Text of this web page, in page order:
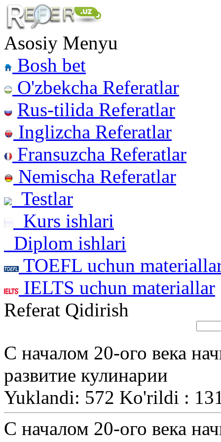
Asosiy Menyu
Bosh bet
O'zbekcha Referatlar
Rus-tilida Referatlar
Inglizcha Referatlar
Fransuzcha Referatlar
Nemischa Referatlar
Testlar
Kurs ishlari
Diplom ishlari
TOEFL uchun
IELTS uchun materiallar
Referat Qidirish
С началом 20-ого века
развитие кулинарии
Yuklandi: 572 Ko'rildi :
С началом 20-ого века